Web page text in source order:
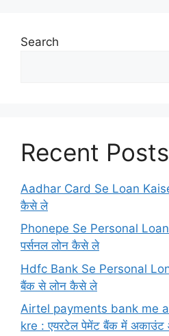
Search
Recent Posts
Aadhar Card Se Loan
कैसे ले
Phonepe Se Personal
पर्सनल लोन कैसे ले
Hdfc Bank Se Personal
बैंक से लोन कैसे ले
Airtel payments bank me
kre : एयरटेल पेमेंट बैंक में